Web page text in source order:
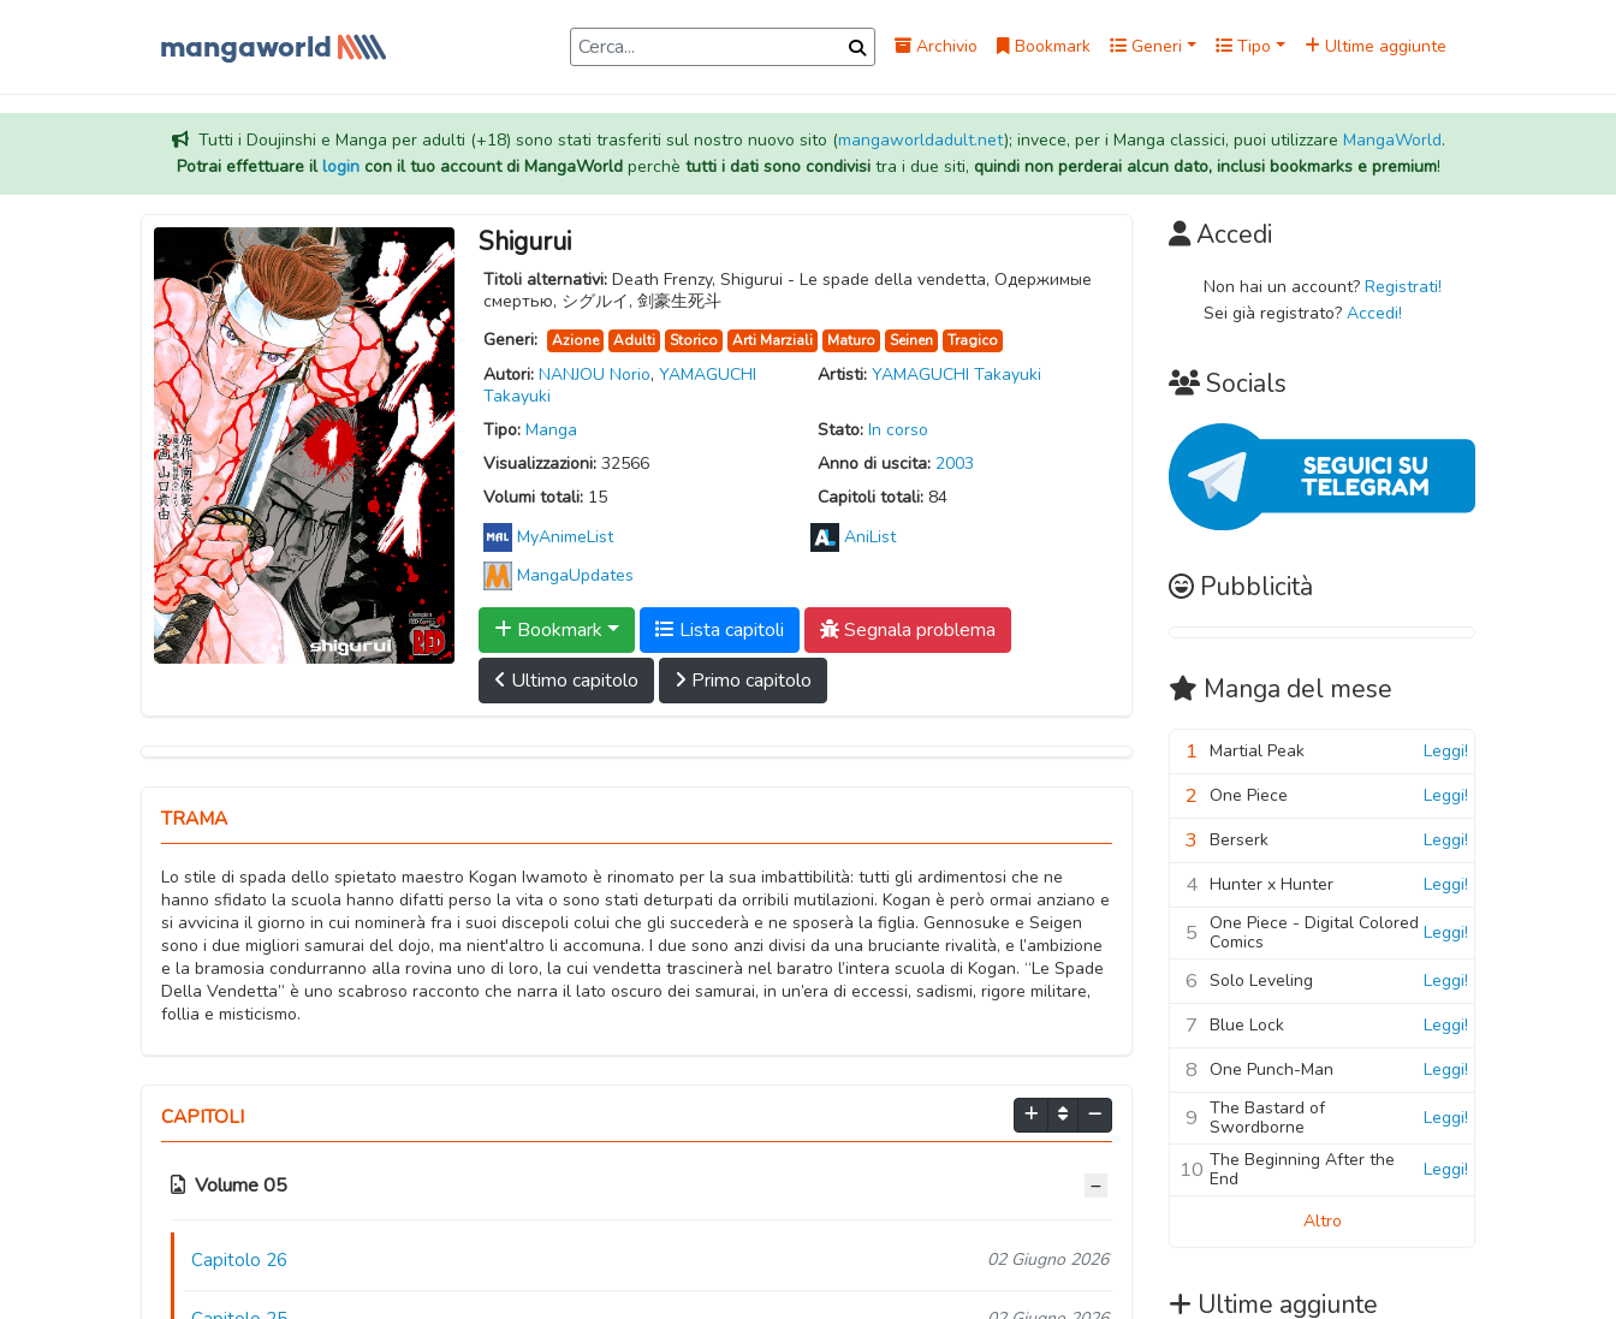
Archivio Bookmark Generi Tipo Ultime aggiunte
Tutti i Doujinshi e Manga per adulti (+18) sono stati trasferiti sul nostro nuovo sito (mangaworldadult.net); invece, per i Manga classici, puoi utilizzare MangaWorld.
Potrai effettuare illogincon il tuo account di MangaWorldperchè tutti i dati sono condivisitra i due siti, quindi non perderai alcun dato, inclusi bookmarks e premium!
Shigurui
Titoli alternativi: Death Frenzy, Shigurui - Le spade della vendetta, Одержимые
смертью, シグルイ, 剑豪生死斗
Generi:
Azione Adulti Storico Arti Marziali Maturo Seinen Tragico
Autori: NANJOU Norio, YAMAGUCHI
Takayuki
Artisti: YAMAGUCHI Takayuki
Tipo: Manga Stato: In corso
Visualizzazioni: 32566 Anno di uscita: 2003
Volumi totali: 15 Capitoli totali: 84
MyAnimeList
AniList
MangaUpdates
Bookmark Lista capitoli
Segnala problema
Ultimo capitolo
Primo capitolo
TRAMA
Lo stile di spada dello spietato maestro Kogan Iwamoto è rinomato per la sua imbattibilità: tutti gli ardimentosi che ne
hanno sfidato la scuola hanno difatti perso la vita o sono stati deturpati da orribili mutilazioni. Kogan è però ormai anziano e
si avvicina il giorno in cui nominerà fra i suoi discepoli colui che gli succederà e ne sposerà la figlia. Gennosuke e Seigen
sono i due migliori samurai del dojo, ma nient'altro li accomuna. I due sono anzi divisi da una bruciante rivalità, e l’ambizione
e la bramosia condurranno alla rovina uno di loro, la cui vendetta trascinerà nel baratro l’intera scuola di Kogan. “Le Spade
Della Vendetta” è uno scabroso racconto che narra il lato oscuro dei samurai, in un’era di eccessi, sadismi, rigore militare,
follia e misticismo.
CAPITOLI
Volume 05
Capitolo 26 02 Giugno 2026
Accedi
Non hai un account? Registrati!
Sei già registrato? Accedi!
Socials
Pubblicità
Manga del mese
1 Martial Peak Leggi!
2 One Piece Leggi!
3 Berserk Leggi!
4 Hunter x Hunter Leggi!
5 One Piece - Digital Colored
Comics
Leggi!
6 Solo Leveling Leggi!
7 Blue Lock Leggi!
8 One Punch-Man Leggi!
9 The Bastard of
Swordborne
Leggi!
10 The Beginning After the
End
Leggi!
Altro
Ultime aggiunte